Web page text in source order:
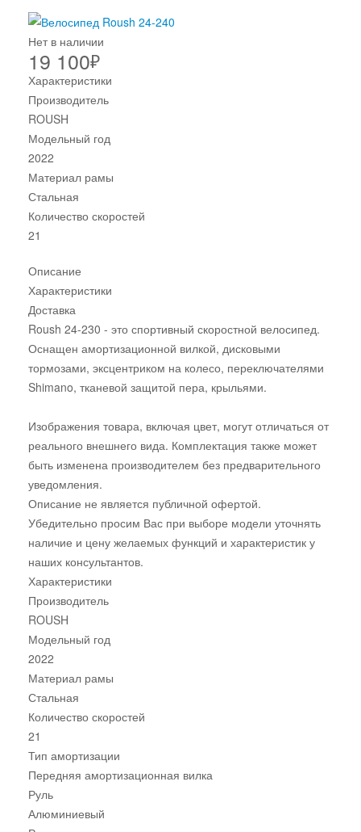
Нет в наличии
19 100₽
Характеристики
Производитель
ROUSH
Модельный год
2022
Материал рамы
Стальная
Количество скоростей
21
Описание
Характеристики
Доставка
Roush 24-230 - это спортивный скоростной велосипед.
Оснащен амортизационной вилкой, дисковыми
тормозами, эксцентриком на колесо, переключателями
Shimano, тканевой защитой пера, крыльями.
Изображения товара, включая цвет, могут отличаться от
реального внешнего вида. Комплектация также может
быть изменена производителем без предварительного
уведомления.
Описание не является публичной офертой.
Убедительно просим Вас при выборе модели уточнять
наличие и цену желаемых функций и характеристик у
наших консультантов.
Характеристики
Производитель
ROUSH
Модельный год
2022
Материал рамы
Стальная
Количество скоростей
21
Тип амортизации
Передняя амортизационная вилка
Руль
Алюминиевый